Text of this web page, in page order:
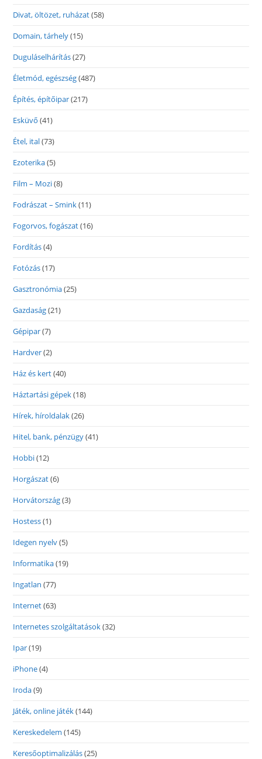
Divat, öltözet, ruházat(58)
Domain, tárhely(15)
Duguláselhárítás(27)
Életmód, egészség(487)
Építés, építőipar(217)
Esküvő (41)
Étel, ital(73)
Ezoterika(5)
Film – Mozi(8)
Fodrászat – Smink(11)
Fogorvos, fogászat(16)
Fordítás(4)
Fotózás(17)
Gasztronómia(25)
Gazdaság(21)
Gépipar(7)
Hardver(2)
Ház és kert(40)
Háztartási gépek(18)
Hírek, híroldalak(26)
Hitel, bank, pénzügy(41)
Hobbi(12)
Horgászat(6)
Horvátország(3)
Hostess(1)
Idegen nyelv(5)
Informatika(19)
Ingatlan (77)
Internet(63)
Internetes szolgáltatások(32)
Ipar(19)
iPhone(4)
Iroda(9)
Játék, online játék(144)
Kereskedelem (145)
Keresőoptimalizálás(25)